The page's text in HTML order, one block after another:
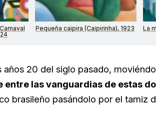
Pequeña caipira (Caipirinha), 1923 La
años 20 del siglo pasado,
entre las vanguardias de estas
brasileño pasándolo por el tamiz